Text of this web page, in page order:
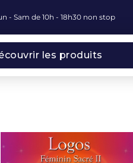
- Sam de 10h - 18h30 non stop
les produits